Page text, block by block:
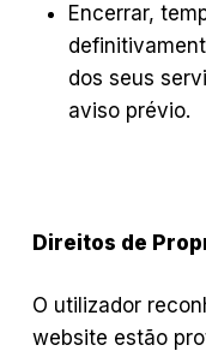
Encerrar,
dos seus
aviso prévio.
Direitos de
O utilizador
website estão